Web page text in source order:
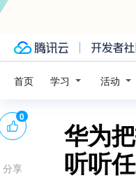
首页 学习 活动
华为
听听
0
分享